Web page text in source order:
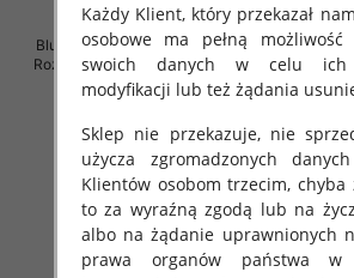
Bluzki damskie (Włoskie produkt)
Roz Standard, Mix Kolor Paczka 5
szt
szczegóły
Bluzki
Roz
Każdy Klient, który przekazał
osobowe ma pełną
swoich danych w celu ich
modyfikacji lub też żądania
Sklep nie przekazuje, nie
użycza zgromadzonych
Klientów osobom trzecim, chyba
to za wyraźną zgodą lub na
albo na żądanie uprawnionych
prawa organów państwa